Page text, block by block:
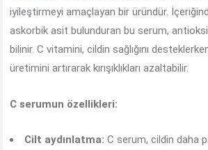
iyileştirmeyi amaçlayan bir üründür.
askorbik asit bulunduran bu serum,
bilinir. C vitamini, cildin sağlığını
üretimini artırarak kırışıklıkları azaltabilir.
C serumun özellikleri:
Cilt aydınlatma: C serum, cildin daha